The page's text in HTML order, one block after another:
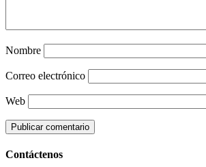
Nombre
Correo electrónico
Web
Contáctenos